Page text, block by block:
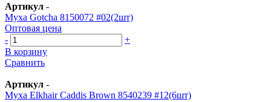
Артикул -
Муха Gotcha 8150072 #02(2шт)
Оптовая цена
-
+
В корзину
Сравнить
Артикул -
Муха Elkhair Caddis Brown 8540239 #12(6шт)